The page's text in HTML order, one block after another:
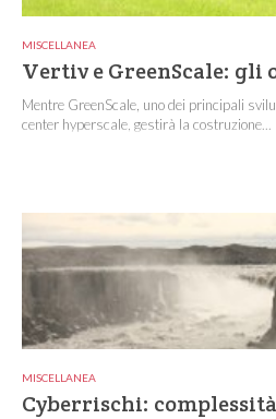
MISCELLANEA
Vertiv e GreenScale: gli
Mentre GreenScale, uno dei principali
center hyperscale, gestirà la costruzione...
MISCELLANEA
Cyberrischi: